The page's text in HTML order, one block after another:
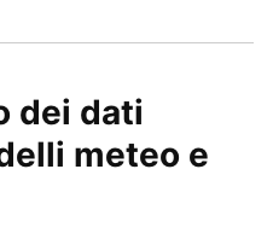
dei dati
meteo e